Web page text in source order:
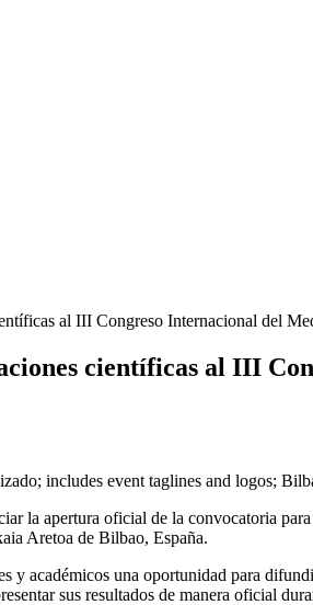
al III Congreso Internacional del
científicas al III
la apertura oficial de la convocatoria
Aretoa de Bilbao, España.
académicos una oportunidad para
sus resultados de manera oficial